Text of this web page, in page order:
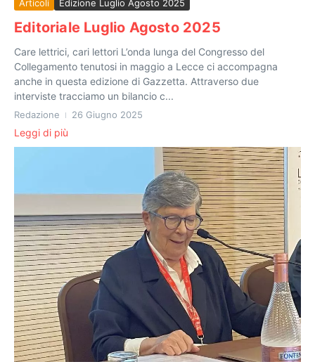
Articoli Edizione Luglio Agosto 2025
Editoriale Luglio Agosto 2025
Care lettrici, cari lettori L’onda lunga del Congresso del
Collegamento tenutosi in maggio a Lecce ci accompagna
anche in questa edizione di Gazzetta. Attraverso due
interviste tracciamo un bilancio c...
Redazione 26 Giugno 2025
Leggi di più